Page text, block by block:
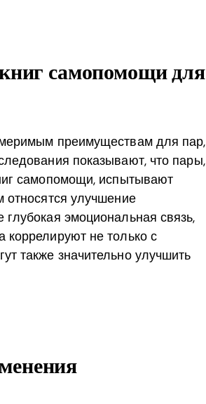
самопомощи для
преимуществам для пар,
показывают, что пары,
самопомощи, испытывают
улучшение
эмоциональная связь,
не только с
также значительно улучшить